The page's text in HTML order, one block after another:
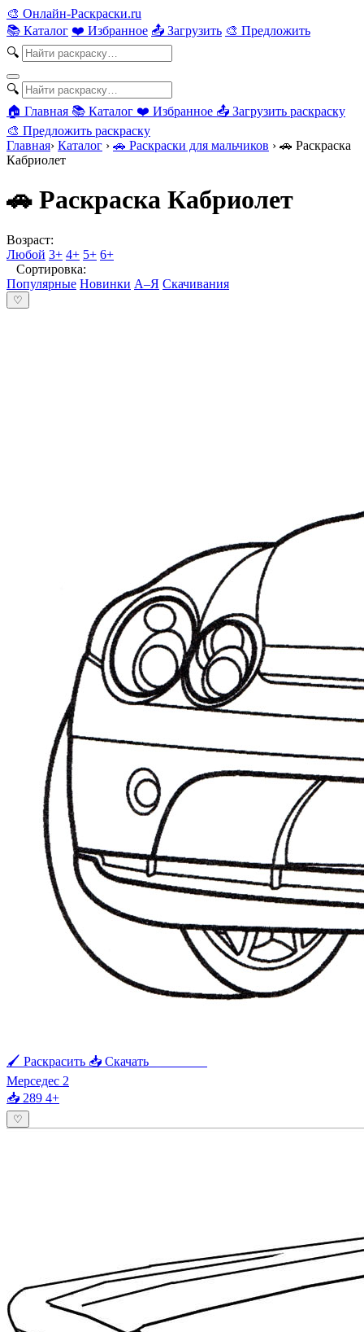
🎨 Онлайн-Раскраски.ru
📚 Каталог ❤️ Избранное 📤 Загрузить 🎨 Предложить
🔍
🔍
🏠 Главная 📚 Каталог ❤️ Избранное 📤 Загрузить раскраску
🎨 Предложить раскраску
Главная› Каталог › 🚗 Раскраски для мальчиков › 🚗 Раскраска
Кабриолет
🚗 Раскраска Кабриолет
Возраст:
Любой 3+ 4+ 5+ 6+
Сортировка:
Популярные Новинки А–Я Скачивания
♡
🖌 Раскрасить 📥 Скачать
Мерседес 2
📥 289 4+
♡